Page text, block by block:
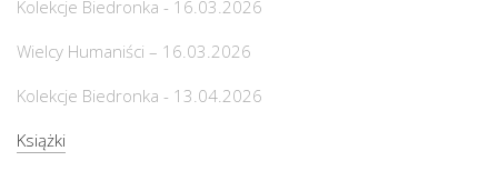
Kolekcje Biedronka - 16.03.2026
Wielcy Humaniści – 16.03.2026
Kolekcje Biedronka - 13.04.2026
Książki